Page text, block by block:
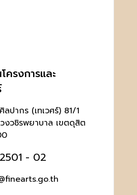
ครงการและ
ปากร (เทเวศร์) 81/1
งวชิรพยาบาล เขตดุสิต
- 02